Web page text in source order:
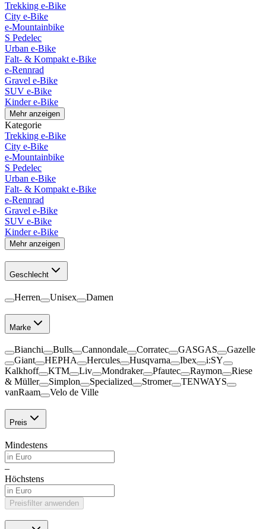
Trekking e-Bike
City e-Bike
e-Mountainbike
S Pedelec
Urban e-Bike
Falt- & Kompakt e-Bike
e-Rennrad
Gravel e-Bike
SUV e-Bike
Kinder e-Bike
Mehr anzeigen
Kategorie
Trekking e-Bike
City e-Bike
e-Mountainbike
S Pedelec
Urban e-Bike
Falt- & Kompakt e-Bike
e-Rennrad
Gravel e-Bike
SUV e-Bike
Kinder e-Bike
Mehr anzeigen
Geschlecht
Herren Unisex Damen
Marke
Bianchi Bulls Cannondale Corratec GASGAS
Gazelle
Giant
HEPHA Hercules Husqvarna Ibex
i:SY
Kalkhoff
KTM Liv Mondraker Pfautec Raymon
Riese
& Müller
Simplon Specialized Stromer
TENWAYS
vanRaam
Velo de Ville
Preis
Mindestens
–
Höchstens
Preisfilter anwenden